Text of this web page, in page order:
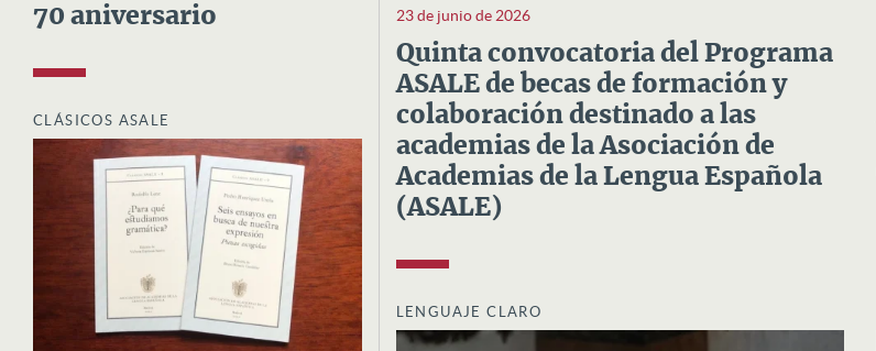
70 aniversario
CLÁSICOS ASALE
23 de junio de 2026
Quinta convocatoria del Programa
ASALE de becas de formación y
colaboración destinado a las
academias de la Asociación de
Academias de la Lengua Española
(ASALE)
LENGUAJE CLARO